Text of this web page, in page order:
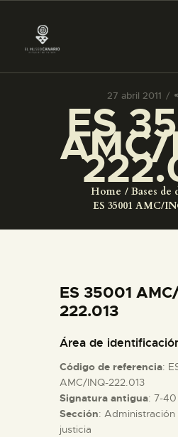
27 abril 2011
ES
Home Bases de
ES 35001 AMC/
PREPARAR LA
ACTIVIDADES
COLECCIONES
ESPAÑOL
PREPARAR LA
ES 35001
222.013
Área de
Código de referencia:
AMC/INQ-222.013
Signatura antigua: 7-40
Sección: Administración
justicia